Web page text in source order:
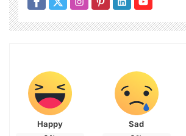
Happy Sad